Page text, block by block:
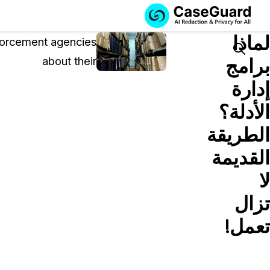
الخدمات
اشترك في
CASEGUARD
STUDIO، أو قم
الميزات
Search
لماذا
برامج
إدارة
الأدلة؟
الطريقة
القديمة
لا
تزال
تعمل!
agencies
about their